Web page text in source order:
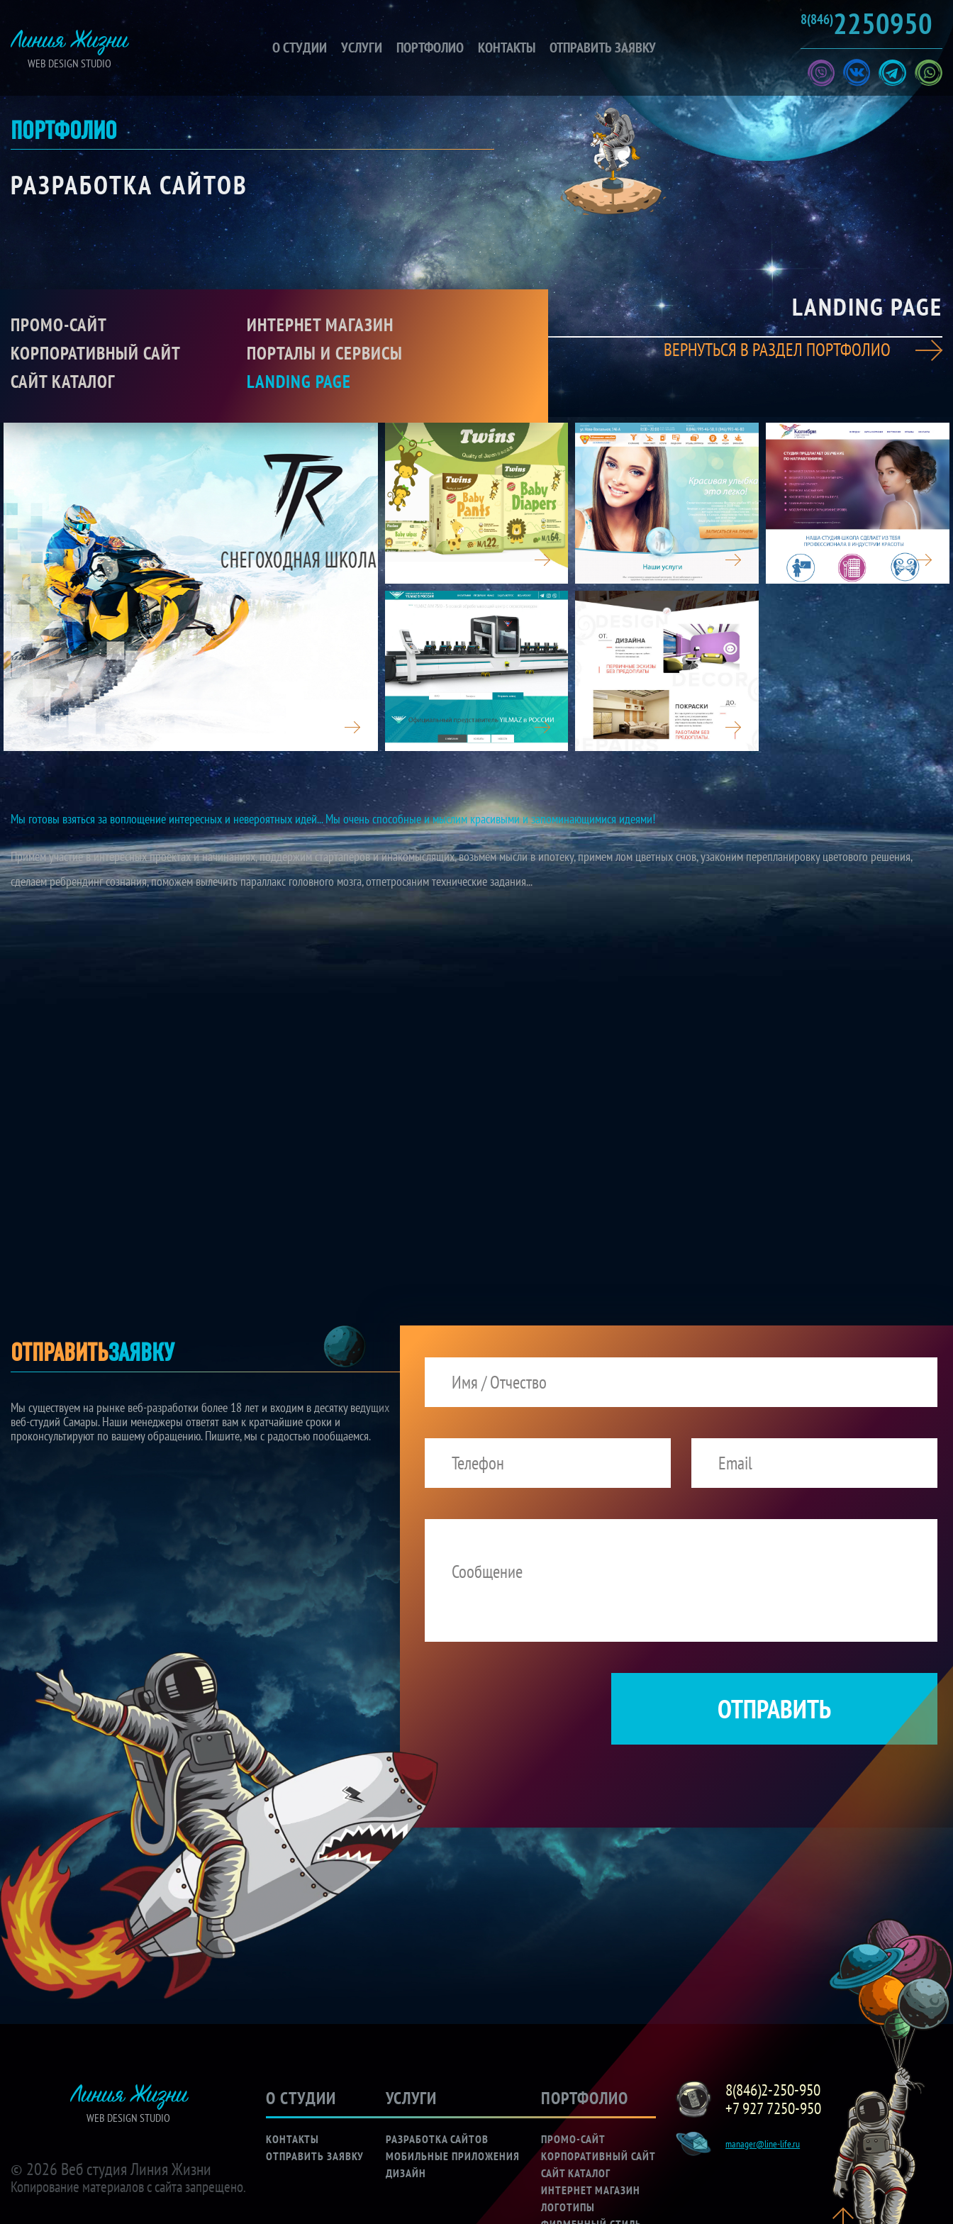
Линия Жизни
WEB DESIGN STUDIO
О СТУДИИ УСЛУГИ ПОРТФОЛИО КОНТАКТЫ ОТПРАВИТЬ ЗАЯВКУ
8(846)2250950
ПОРТФОЛИО
РАЗРАБОТКА САЙТОВ
ПРОМО-САЙТ
КОРПОРАТИВНЫЙ САЙТ
САЙТ КАТАЛОГ
ИНТЕРНЕТ МАГАЗИН
ПОРТАЛЫ И СЕРВИСЫ
LANDING PAGE
LANDING PAGE
ВЕРНУТЬСЯ В РАЗДЕЛ ПОРТФОЛИО
TATARRIDERS
TWINS ФОРМУЛА УЛЫБКИ КОЛИБРИ
YILMAZ ИНТЕРЬЕР В ДЕТАЛЯХ
Мы готовы взяться за воплощение интересных и невероятных идей... Мы очень способные и мыслим красивыми и запоминающимися идеями!
Примем участие в интересных проектах и начинаниях, поддержим стартаперов и инакомыслящих, возьмем мысли в ипотеку, примем лом цветных снов, узаконим перепланировку цветового решения,
сделаем ребрендинг сознания, поможем вылечить параллакс головного мозга, отпетросяним технические задания...
ОТПРАВИТЬЗАЯВКУ
Мы существуем на рынке веб-разработки более 18 лет и входим в десятку ведущих
веб-студий Самары. Наши менеджеры ответят вам к кратчайшие сроки и
проконсультируют по вашему обращению. Пишите, мы с радостью пообщаемся.
ОТПРАВИТЬ
Линия Жизни
WEB DESIGN STUDIO
© 2026 Веб студия Линия Жизни
Копирование материалов с сайта запрещено.
О СТУДИИ
КОНТАКТЫ
ОТПРАВИТЬ ЗАЯВКУ
УСЛУГИ
РАЗРАБОТКА САЙТОВ
МОБИЛЬНЫЕ ПРИЛОЖЕНИЯ
ДИЗАЙН
ПОРТФОЛИО
ПРОМО-САЙТ
КОРПОРАТИВНЫЙ САЙТ
САЙТ КАТАЛОГ
ИНТЕРНЕТ МАГАЗИН
ЛОГОТИПЫ
8(846)2-250-950
+7 927 7250-950
manager@line-life.ru